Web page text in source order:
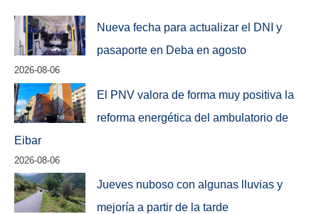
Nueva fecha para actualizar el DNI y
pasaporte en Deba en agosto
2026-08-06
El PNV valora de forma muy positiva la
reforma energética del ambulatorio de
Eibar
2026-08-06
Jueves nuboso con algunas lluvias y
mejoría a partir de la tarde